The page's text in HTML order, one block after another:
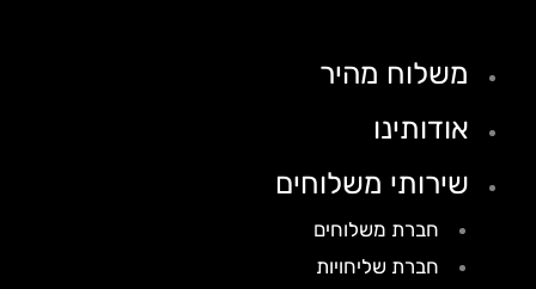
משלוח מהיר
אודותינו
שירותי משלוחים
חברת משלוחים
חברת שליחויות